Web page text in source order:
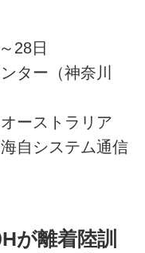
～28日
ター（神奈川
ーストラリア
自システム通信
が離着陸訓